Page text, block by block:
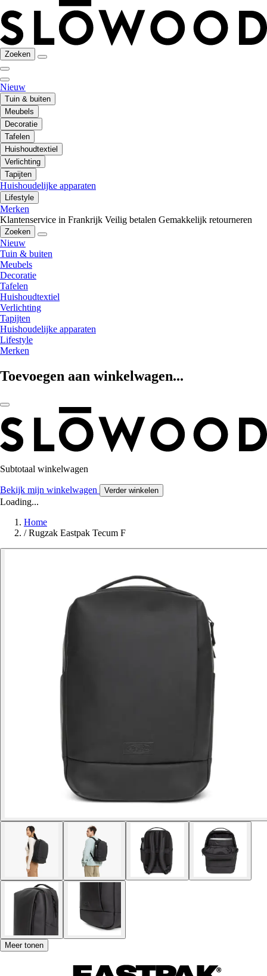
Zoeken
Nieuw
Tuin & buiten
Meubels
Decoratie
Tafelen
Huishoudtextiel
Verlichting
Tapijten
Huishoudelijke apparaten
Lifestyle
Merken
Klantenservice in Frankrijk Veilig betalen Gemakkelijk retourneren
Zoeken
Nieuw
Tuin & buiten
Meubels
Decoratie
Tafelen
Huishoudtextiel
Verlichting
Tapijten
Huishoudelijke apparaten
Lifestyle
Merken
Toevoegen aan winkelwagen...
Subtotaal winkelwagen
Bekijk mijn winkelwagen Verder winkelen
Loading...
Home
/ Rugzak Eastpak Tecum F
Meer tonen